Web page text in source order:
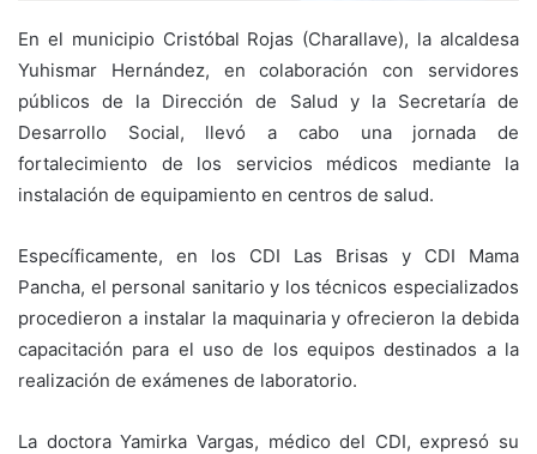
En el municipio Cristóbal Rojas (Charallave), la alcaldesa
Yuhismar Hernández, en colaboración con servidores
públicos de la Dirección de Salud y la Secretaría de
Desarrollo Social, llevó a cabo una jornada de
fortalecimiento de los servicios médicos mediante la
instalación de equipamiento en centros de salud.
Específicamente, en los CDI Las Brisas y CDI Mama
Pancha, el personal sanitario y los técnicos especializados
procedieron a instalar la maquinaria y ofrecieron la debida
capacitación para el uso de los equipos destinados a la
realización de exámenes de laboratorio.
La doctora Yamirka Vargas, médico del CDI, expresó su